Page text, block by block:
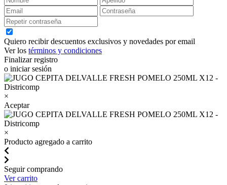
Quiero recibir descuentos exclusivos y novedades por email
Ver los términos y condiciones
Finalizar registro
o iniciar sesión
×
Aceptar
×
Producto agregado a carrito
Seguir comprando
Ver carrito